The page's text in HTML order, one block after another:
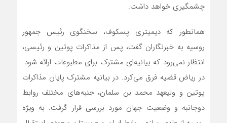
چشمگیری خواهد داشت.
همانطور که دیمیتری پسکوف، سخنگوی رئیس جمهور
روسیه به خبرنگاران گفت، پس از مذاکرات پوتین و رئیسی،
انتظار نمی‌رود که بیانیه‌ای مشترک برای مطبوعات ارائه شود.
در ریاض قضیه فرق می‌کرد. در بیانیه مشترک پایان مذاکرات
پوتین و ولیعهد محمد بن سلمان، جنبه‌های مختلف روابط
دوجانبه و وضعیت جهان مورد بررسی قرار گرفت. به ویژه